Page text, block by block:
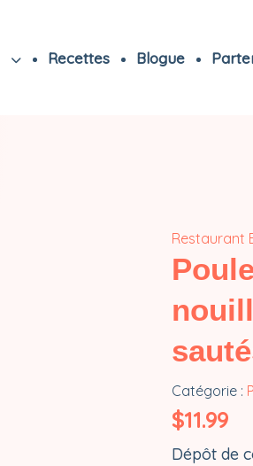
Recettes Blogue
Restaurant
Catégorie :
$11.99
Dépôt de